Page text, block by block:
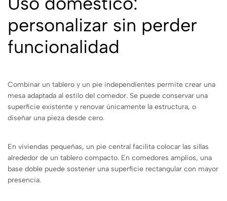
personalizar sin perder
funcionalidad
Combinar un tablero y un pie independientes permite crear una
mesa adaptada al estilo del comedor. Se puede conservar una
superficie existente y renovar únicamente la estructura, o
diseñar una pieza desde cero.
En viviendas pequeñas, un pie central facilita colocar las sillas
alrededor de un tablero compacto. En comedores amplios, una
base doble puede sostener una superficie rectangular con mayor
presencia.